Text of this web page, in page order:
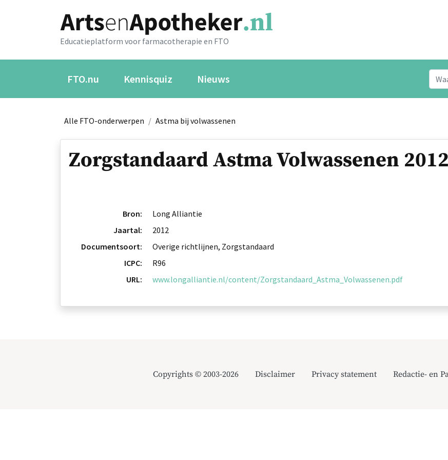
Educatieplatform voor farmacotherapie en FTO
FTO.nu Kennisquiz Nieuws
Alle FTO-onderwerpen / Astma bij volwassenen
Zorgstandaard Astma Volwassenen 2012
Bron:
Long Alliantie
Jaartal:
2012
Documentsoort:
Overige richtlijnen, Zorgstandaard
ICPC:
R96
URL:
www.longalliantie.nl/content/Zorgstandaard_Astma_Volwassenen.pdf
Copyrights © 2003-2026 Disclaimer Privacy statement Redactie- en